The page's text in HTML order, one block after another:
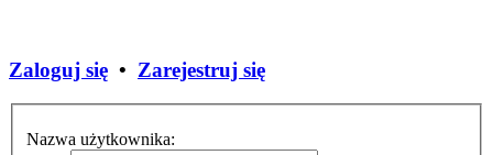
Zaloguj się • Zarejestruj się
Nazwa użytkownika: